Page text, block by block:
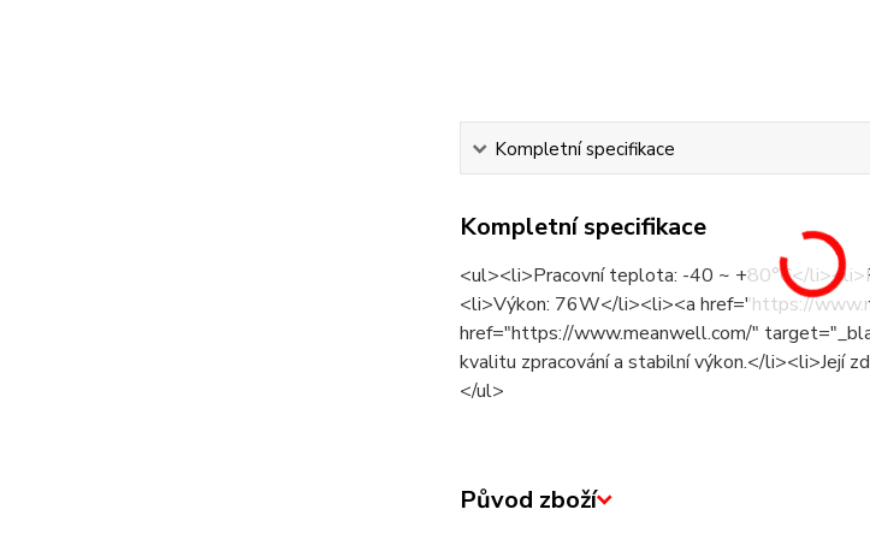
Kompletní specifikace
Kompletní specifikace
<ul><li>Pracovní teplota: -40 ~ +80°C</
<li>Výkon: 76W</li><li><a href="https://
href="https://www.meanwell.com/"
kvalitu zpracování a stabilní výkon.</li><li>Její
</ul>
Původ zboží